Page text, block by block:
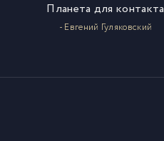
Планета для контакта
- Евгений Гуляковский